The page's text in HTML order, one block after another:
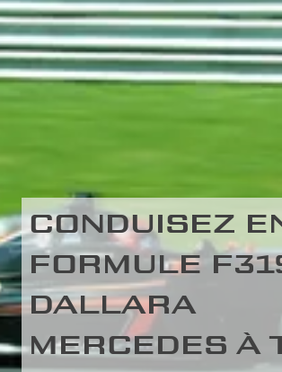
CONDUISEZ
FORMULE
DALLARA
MERCEDES À